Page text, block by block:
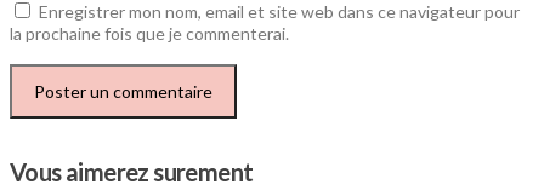
Enregistrer mon nom, email et site web dans ce navigateur pour
la prochaine fois que je commenterai.
Vous aimerez surement